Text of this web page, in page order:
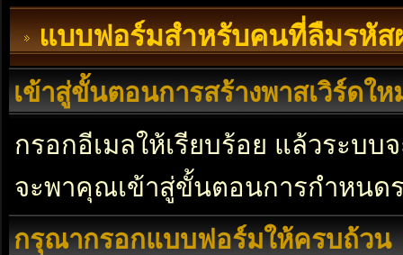
แบบฟอร์มสำหรับคนที่ลืมรหัส
เข้าสู่ขั้นตอนการสร้างพาสเวิร์ดให
กรอกอีเมลให้เรียบร้อย แล้วระบ
จะพาคุณเข้าสู่ขั้นตอนการกำหนด
กรุณากรอกแบบฟอร์มให้ครบถ้วน